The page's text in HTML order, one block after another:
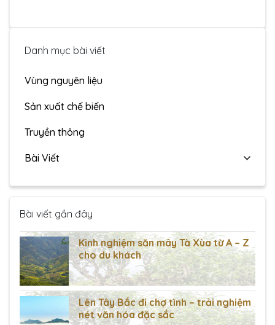
Danh mục bài viết
Vùng nguyên liệu
Sản xuất chế biến
Truyền thông
Bài Viết
Bài viết gần đây
Kinh nghiệm săn mây Tà Xùa từ A – Z
cho du khách
Lên Tây Bắc đi chợ tình – trải nghiệm
nét văn hóa đặc sắc